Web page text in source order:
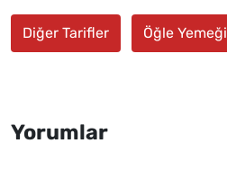
Diğer Tarifler Öğle Yemeği
Yorumlar